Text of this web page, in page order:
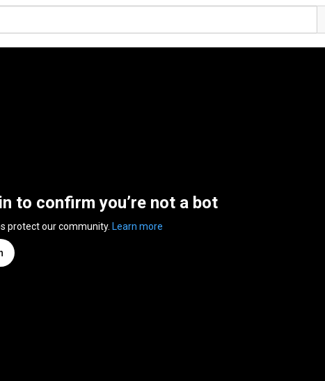
to confirm you’re not a bot
protect our community. Learn more